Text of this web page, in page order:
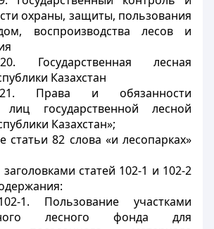
охраны, защиты, пользования
воспроизводства лесов и
Государственная лесная
Казахстан
Права и обязанности
лиц государственной лесной
Казахстан»;
статьи 82 слова «и лесопарках»
статей 102-1 и 102-2
1. Пользование участками
лесного фонда для